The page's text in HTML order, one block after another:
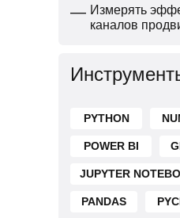
— Измерять
каналов
PYTHON
POWER BI
JUPYTER
PANDAS